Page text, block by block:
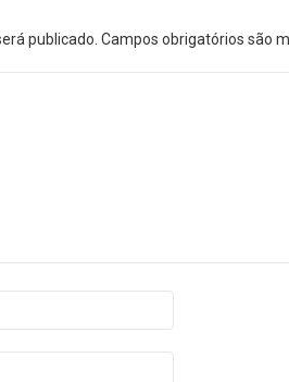
publicado. Campos obrigatórios são